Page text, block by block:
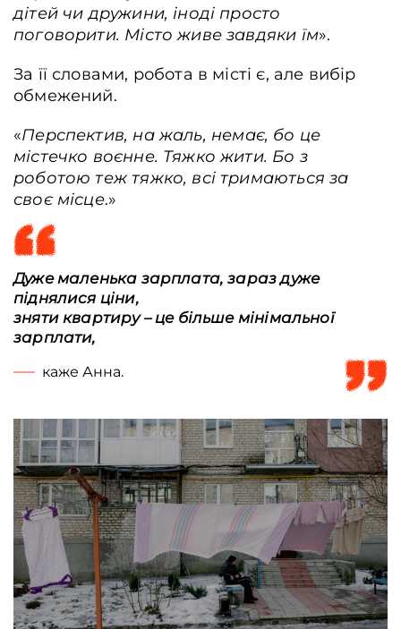
дітей чи дружини, іноді просто
поговорити. Місто живе завдяки їм».
За її словами, робота в місті є, але вибір
обмежений.
«Перспектив, на жаль, немає, бо це
містечко воєнне. Тяжко жити. Бо з
роботою теж тяжко, всі тримаються за
своє місце.»
Дуже маленька зарплата, зараз дуже
піднялися ціни,
зняти квартиру – це більше мінімальної
зарплати,
каже Анна.